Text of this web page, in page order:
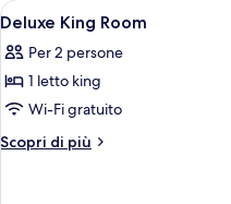
Apri
tutte
le
foto
per
Deluxe
5
Deluxe King Room
Per 2 persone
1 letto king
Wi-Fi gratuito
Scopri di più
Altri